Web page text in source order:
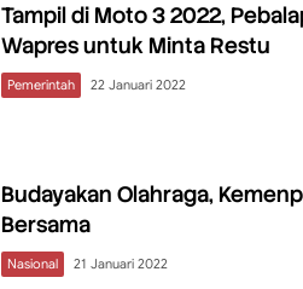
Tampil di Moto 3 2022,
Wapres untuk Minta Restu
Pemerintah 22 Januari 2022
Budayakan Olahraga,
Bersama
Nasional 21 Januari 2022